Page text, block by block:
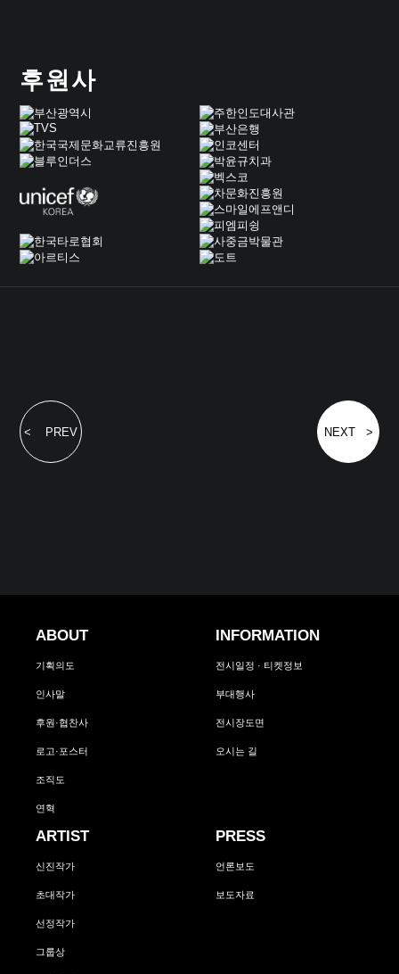
후원사
< PREV NEXT >
ABOUT
기획의도
인사말
후원·협찬사
로고·포스터
조직도
연혁
INFORMATION
전시일정 · 티켓정보
부대행사
전시장도면
오시는 길
ARTIST
신진작가
초대작가
선정작가
그룹상
PRESS
언론보도
보도자료